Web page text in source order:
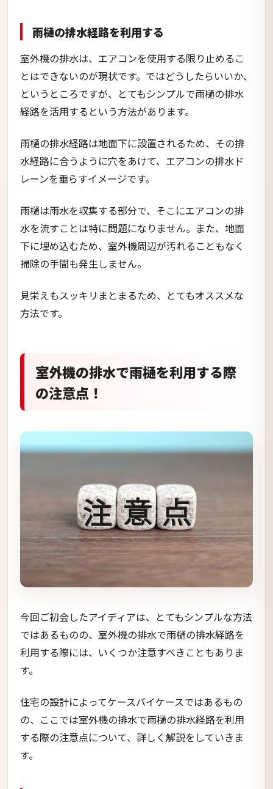
雨樋の排水経路を利用する
室外機の排水は、エアコンを使用する限り止めるこ
とはできないのが現状です。ではどうしたらいいか、
というところですが、とてもシンプルで雨樋の排水
経路を活用するという方法があります。
雨樋の排水経路は地面下に設置されるため、その排
水経路に合うように穴をあけて、エアコンの排水ド
レーンを垂らすイメージです。
雨樋は雨水を収集する部分で、そこにエアコンの排
水を流すことは特に問題になりません。また、地面
下に埋め込むため、室外機周辺が汚れることもなく
掃除の手間も発生しません。
見栄えもスッキリまとまるため、とてもオススメな
方法です。
室外機の排水で雨樋を利用する際
の注意点！
今回ご初会したアイディアは、とてもシンプルな方法
ではあるものの、室外機の排水で雨樋の排水経路を
利用する際には、いくつか注意すべきこともありま
す。
住宅の設計によってケースバイケースではあるもの
の、ここでは室外機の排水で雨樋の排水経路を利用
する際の注意点について、詳しく解説をしていきま
す。